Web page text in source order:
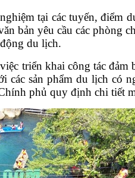
tại các tuyến,
bản yêu cầu các phòng
du lịch.
triển khai công tác đảm
sản phẩm du lịch có
phủ quy định chi tiết